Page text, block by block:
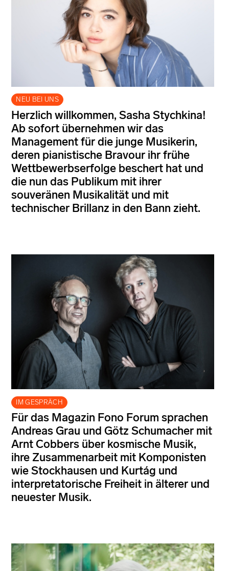
NEU BEI UNS
Herzlich willkommen, Sasha Stychkina!
Ab sofort übernehmen wir das
Management für die junge Musikerin,
deren pianistische Bravour ihr frühe
Wettbewerbserfolge beschert hat und
die nun das Publikum mit ihrer
souveränen Musikalität und mit
technischer Brillanz in den Bann zieht.
IM GESPRÄCH
Für das Magazin Fono Forum sprachen
Andreas Grau und Götz Schumacher mit
Arnt Cobbers über kosmische Musik,
ihre Zusammenarbeit mit Komponisten
wie Stockhausen und Kurtág und
interpretatorische Freiheit in älterer und
neuester Musik.